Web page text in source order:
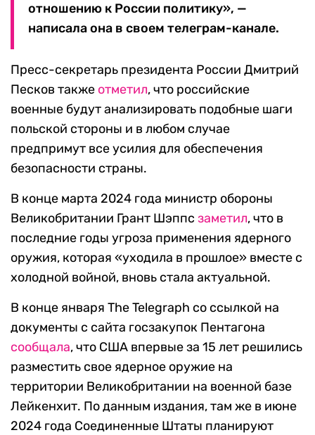
отношению к России политику», —
написала она в своем телеграм-канале.
Пресс-секретарь президента России Дмитрий
Песков также отметил, что российские
военные будут анализировать подобные шаги
польской стороны и в любом случае
предпримут все усилия для обеспечения
безопасности страны.
В конце марта 2024 года министр обороны
Великобритании Грант Шэппс заметил, что в
последние годы угроза применения ядерного
оружия, которая «уходила в прошлое» вместе с
холодной войной, вновь стала актуальной.
В конце января The Telegraph со ссылкой на
документы с сайта госзакупок Пентагона
сообщала, что США впервые за 15 лет решились
разместить свое ядерное оружие на
территории Великобритании на военной базе
Лейкенхит. По данным издания, там же в июне
2024 года Соединенные Штаты планируют